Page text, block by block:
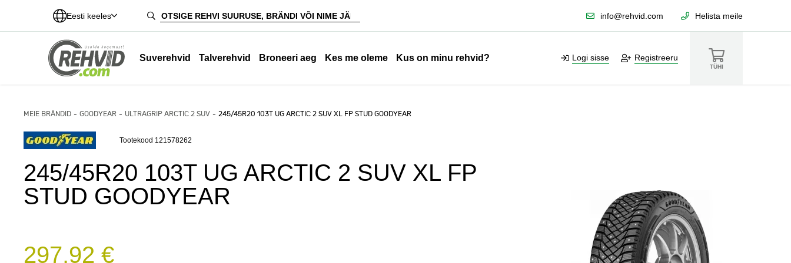
Eesti keeles info@rehvid.com Helista meile
Suverehvid Talverehvid Broneeri aeg Kes me oleme Kus on minu rehvid? Logi sisse Registreeru
TÜHI
MEIE BRÄNDID GOODYEAR ULTRAGRIP ARCTIC 2 SUV 245/45R20 103T UG ARCTIC 2 SUV XL FP STUD GOODYEAR
Tootekood 121578262
245/45R20 103T UG ARCTIC 2 SUV XL FP
STUD GOODYEAR
297,92 €